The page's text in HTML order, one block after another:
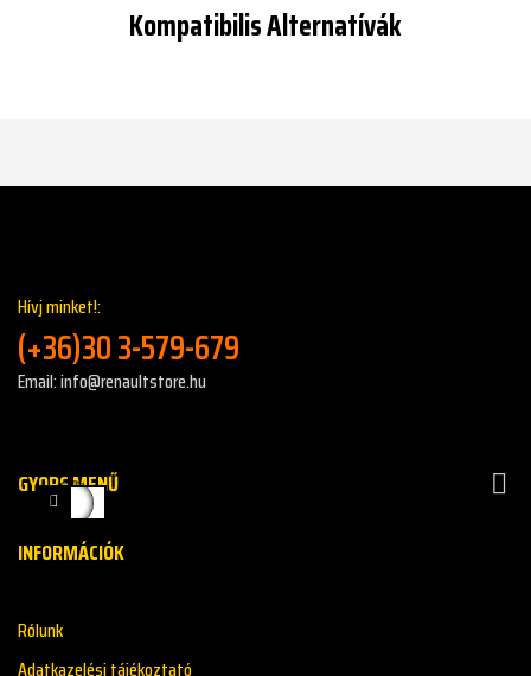
Kompatibilis Alternatívák
Hívj minket!:
(+36)30 3-579-679
Email: info@renaultstore.hu
GYORS MENŰ 
INFORMÁCIÓK
Rólunk
Adatkazelési tájékoztató